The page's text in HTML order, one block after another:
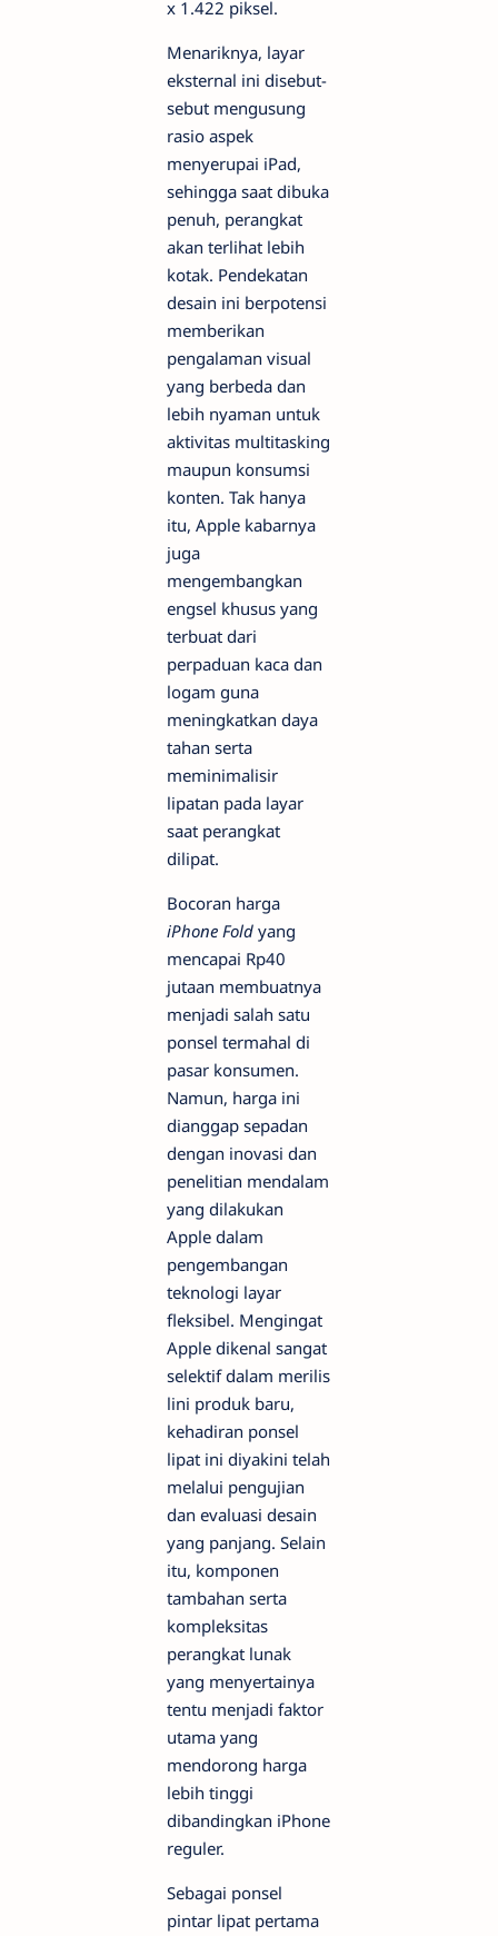
x 1.422 piksel.
Menariknya, layar
eksternal ini disebut-
sebut mengusung
rasio aspek
menyerupai iPad,
sehingga saat dibuka
penuh, perangkat
akan terlihat lebih
kotak. Pendekatan
desain ini berpotensi
memberikan
pengalaman visual
yang berbeda dan
lebih nyaman untuk
aktivitas multitasking
maupun konsumsi
konten. Tak hanya
itu, Apple kabarnya
juga
mengembangkan
engsel khusus yang
terbuat dari
perpaduan kaca dan
logam guna
meningkatkan daya
tahan serta
meminimalisir
lipatan pada layar
saat perangkat
dilipat.
Bocoran harga
iPhone Fold yang
mencapai Rp40
jutaan membuatnya
menjadi salah satu
ponsel termahal di
pasar konsumen.
Namun, harga ini
dianggap sepadan
dengan inovasi dan
penelitian mendalam
yang dilakukan
Apple dalam
pengembangan
teknologi layar
fleksibel. Mengingat
Apple dikenal sangat
selektif dalam merilis
lini produk baru,
kehadiran ponsel
lipat ini diyakini telah
melalui pengujian
dan evaluasi desain
yang panjang. Selain
itu, komponen
tambahan serta
kompleksitas
perangkat lunak
yang menyertainya
tentu menjadi faktor
utama yang
mendorong harga
lebih tinggi
dibandingkan iPhone
reguler.
Sebagai ponsel
pintar lipat pertama